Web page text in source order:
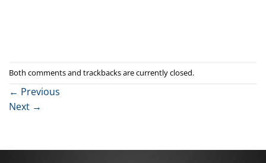
Both comments and trackbacks are currently closed.
← Previous
Next →